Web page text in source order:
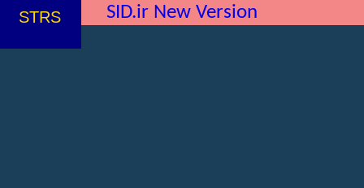
SID.ir New Version
STRS